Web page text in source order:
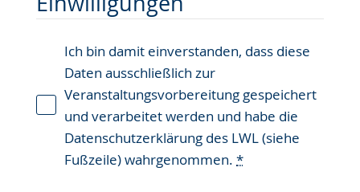
Ich bin damit einverstanden, dass diese
Daten ausschließlich zur
Veranstaltungsvorbereitung gespeichert
und verarbeitet werden und habe die
Datenschutzerklärung des LWL (siehe
Fußzeile) wahrgenommen. *